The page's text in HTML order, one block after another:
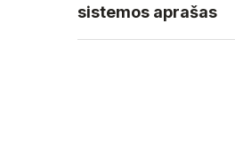
sistemos aprašas